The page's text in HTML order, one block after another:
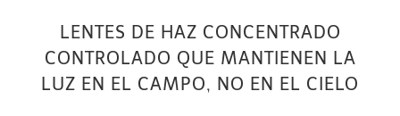
LENTES DE HAZ CONCENTRADO
CONTROLADO QUE MANTIENEN LA
LUZ EN EL CAMPO, NO EN EL CIELO